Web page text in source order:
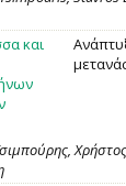
και